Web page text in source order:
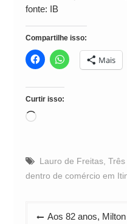
fonte: IB
Compartilhe isso:
Mais
Curtir isso:
Carregando...
Lauro de Freitas,
dentro de comércio em
Navegação
Aos 82 anos,